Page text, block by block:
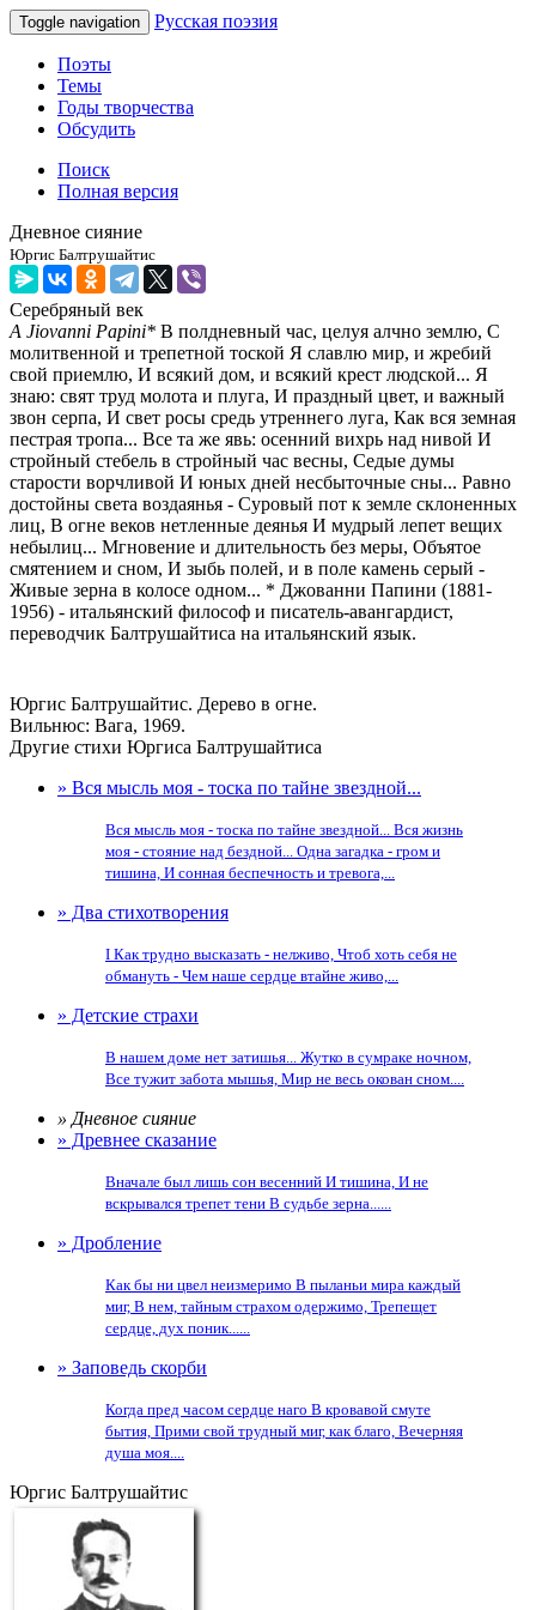
Toggle navigation Русская поэзия
Поэты
Темы
Годы творчества
Обсудить
Поиск
Полная версия
Дневное сияние
Юргис Балтрушайтис
Серебряный век
A Jiovanni Papini* В полдневный час, целуя алчно землю, С
молитвенной и трепетной тоской Я славлю мир, и жребий
свой приемлю, И всякий дом, и всякий крест людской... Я
знаю: свят труд молота и плуга, И праздный цвет, и важный
звон серпа, И свет росы средь утреннего луга, Как вся земная
пестрая тропа... Все та же явь: осенний вихрь над нивой И
стройный стебель в стройный час весны, Седые думы
старости ворчливой И юных дней несбыточные сны... Равно
достойны света воздаянья - Суровый пот к земле склоненных
лиц, В огне веков нетленные деянья И мудрый лепет вещих
небылиц... Мгновение и длительность без меры, Объятое
смятением и сном, И зыбь полей, и в поле камень серый -
Живые зерна в колосе одном... * Джованни Папини (1881-
1956) - итальянский философ и писатель-авангардист,
переводчик Балтрушайтиса на итальянский язык.
Юргис Балтрушайтис. Дерево в огне.
Вильнюс: Вага, 1969.
Другие стихи Юргиса Балтрушайтиса
» Вся мысль моя - тоска по тайне звездной...
Вся мысль моя - тоска по тайне звездной... Вся жизнь
моя - стояние над бездной... Одна загадка - гром и
тишина, И сонная беспечность и тревога,...
» Два стихотворения
I Как трудно высказать - нелживо, Чтоб хоть себя не
обмануть - Чем наше сердце втайне живо,...
» Детские страхи
В нашем доме нет затишья... Жутко в сумраке ночном,
Все тужит забота мышья, Мир не весь окован сном....
» Дневное сияние
» Древнее сказание
Вначале был лишь сон весенний И тишина, И не
вскрывался трепет тени В судьбе зерна......
» Дробление
Как бы ни цвел неизмеримо В пыланьи мира каждый
миг, В нем, тайным страхом одержимо, Трепещет
сердце, дух поник......
» Заповедь скорби
Когда пред часом сердце наго В кровавой смуте
бытия, Прими свой трудный миг, как благо, Вечерняя
душа моя....
Юргис Балтрушайтис